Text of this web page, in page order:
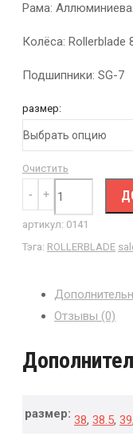
Рама:
Колёса: Rollerblade
Подшипники: SG-7
размер:
Очистить
артикул: 0141
Тэга: ROLLERBLADE
Отзывы (0)
размер: 38, 38.5, 39,